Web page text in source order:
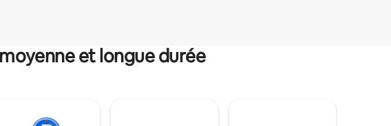
et longue durée